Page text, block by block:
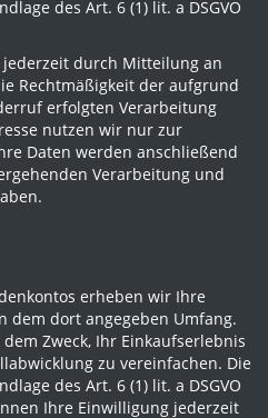
des Art. 6 (1) lit. a DSGVO
durch Mitteilung an
Rechtmäßigkeit der aufgrund
erfolgten Verarbeitung
nutzen wir nur zur
Daten werden anschließend
Verarbeitung und
erheben wir Ihre
dem dort angegeben Umfang.
Zweck, Ihr Einkaufserlebnis
zu vereinfachen. Die
des Art. 6 (1) lit. a DSGVO
Ihre Einwilligung jederzeit